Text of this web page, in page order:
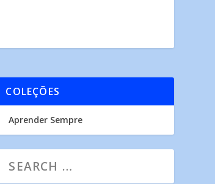
COLEÇÕES
Aprender Sempre